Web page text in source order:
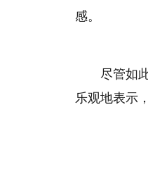
感。
尽管如
乐观地表示